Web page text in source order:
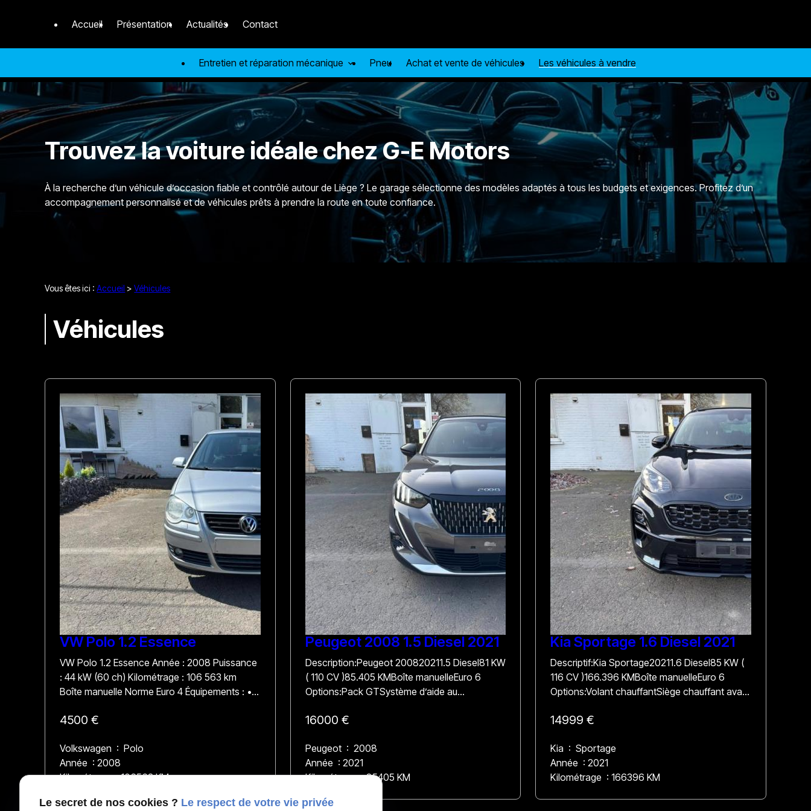
Accueil Présentation Actualités Contact
Entretien et réparation mécanique Pneu Achat et vente de véhicules Les véhicules à vendre
Trouvez la voiture idéale chez G-E Motors
À la recherche d’un véhicule d’occasion fiable et contrôlé autour de Liège ? Le garage sélectionne des modèles adaptés à tous les budgets et exigences. Profitez d’un
accompagnement personnalisé et de véhicules prêts à prendre la route en toute confiance.
Vous êtes ici :Accueil >Véhicules
Véhicules
VW Polo 1.2 Essence
VW Polo 1.2 Essence Année : 2008 Puissance
: 44 kW (60 ch) Kilométrage : 106 563 km
Boîte manuelle Norme Euro 4 Équipements : •
Capteurs d’aide au stationnement • Radio
aluminium • Climatisation automatique digitale
Prix : 4 500 € Le prix comprend : 12 mois de
garantie La demande d’immatriculation Un
livraison.
4500 €
Volkswagen : Polo
Année : 2008
Kilométrage : 106563 KM
Peugeot 2008 1.5 Diesel 2021
Description:Peugeot 200820211.5 Diesel81 KW
( 110 CV )85.405 KMBoîte manuelleEuro 6
Options:Pack GTSystème d’aide au
d’angle mortLine assisteCaméra de reculApple
ouvrantECT Prix: 16.000€ Comprenant 12 mois
de garantie et la demande d’immatriculation.
Une entretien sera effectué pour la livraison.
16000 €
Peugeot : 2008
Année : 2021
Kilométrage : 85405 KM
Kia Sportage 1.6 Diesel 2021
Descriptif:Kia Sportage20211.6 Diesel85 KW (
116 CV )166.396 KMBoîte manuelleEuro 6
Options:Volant chauffantSiège chauffant avant
fermeture des portes sans clésFeu de route
avant et arrièreCaméra de reculLane
assisteDétection d’angle mortToit
panoramique avant toit ouvrantApple CarPlay /
14999 €
Kia : Sportage
Année : 2021
Kilométrage : 166396 KM
Le secret de nos cookies ? Le respect de votre vie privée